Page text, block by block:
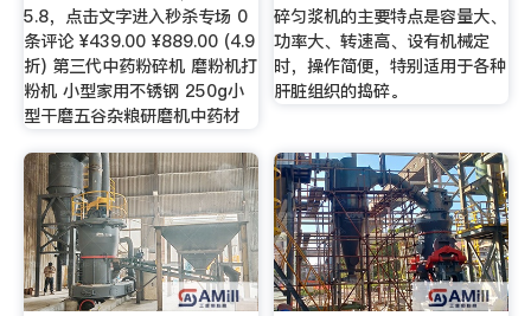
5.8，点击文字进入秒杀专场 0
条评论 ¥439.00 ¥889.00 (4.9
折) 第三代中药粉碎机 磨粉机打
粉机 小型家用不锈钢 250g小
型干磨五谷杂粮研磨机中药材
碎匀浆机的主要特点是容量大、
功率大、转速高、设有机械定
时，操作简便，特别适用于各种
肝脏组织的捣碎。